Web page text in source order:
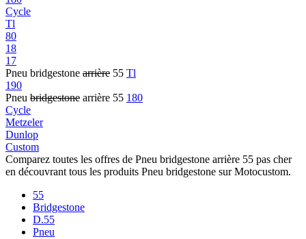
Cycle
Tl
80
18
17
Pneu bridgestone arrière 55 Tl
190
Pneu bridgestone arrière 55 180
Cycle
Metzeler
Dunlop
Custom
Comparez toutes les offres de Pneu bridgestone arrière 55 pas cher
en découvrant tous les produits Pneu bridgestone sur Motocustom.
55
Bridgestone
D.55
Pneu